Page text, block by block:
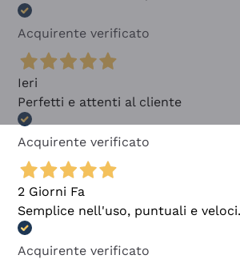
Acquirente verificato
Ieri
Perfetti e attenti al cliente
Acquirente verificato
2 Giorni Fa
Semplice nell'uso, puntuali e veloci.
Acquirente verificato